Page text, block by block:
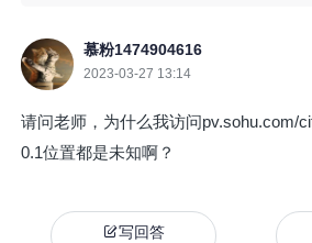
慕粉1474904616
2023-03-27 13:14
请问老师，为什么我访问pv.sohu.com/
0.1位置都是未知啊？
写回答